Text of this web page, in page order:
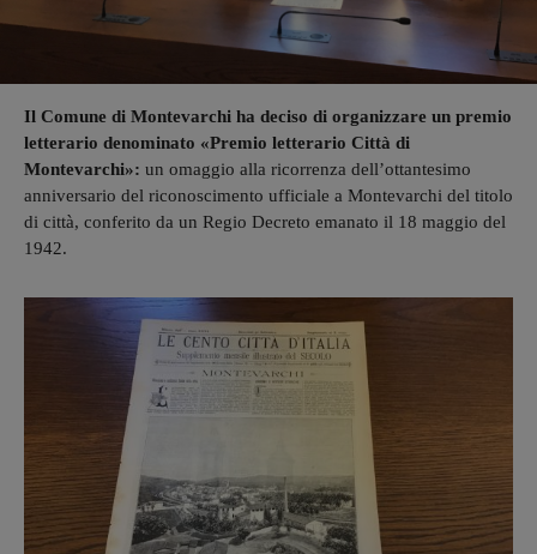
Il Comune di Montevarchi ha deciso di organizzare un premio
letterario denominato «Premio letterario Città di
Montevarchi»: un omaggio alla ricorrenza dell’ottantesimo
anniversario del riconoscimento ufficiale a Montevarchi del titolo
di città, conferito da un Regio Decreto emanato il 18 maggio del
1942.